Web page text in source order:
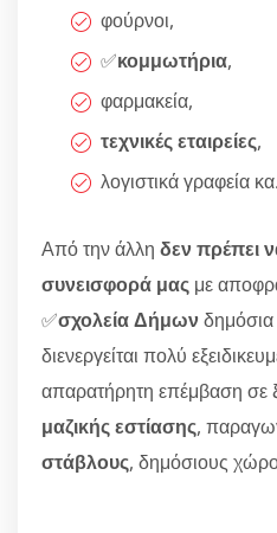
φούρνοι,
✅κομμωτήρια,
φαρμακεία,
τεχνικές εταιρείες,
λογιστικά γραφεία κα.
Από την άλλη δεν πρέπει
συνεισφορά μας με
✅σχολεία Δήμωνδημόσια
διενεργείται πολύ
απαρατήρητη επέμβαση σε
μαζικής εστίασης,
στάβλους, δημόσιους